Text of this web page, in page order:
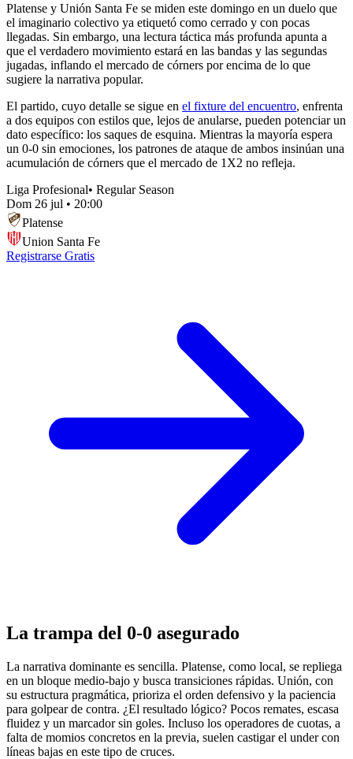
Platense y Unión Santa Fe se miden este domingo en un duelo que
el imaginario colectivo ya etiquetó como cerrado y con pocas
llegadas. Sin embargo, una lectura táctica más profunda apunta a
que el verdadero movimiento estará en las bandas y las segundas
jugadas, inflando el mercado de córners por encima de lo que
sugiere la narrativa popular.
El partido, cuyo detalle se sigue en el fixture del encuentro, enfrenta
a dos equipos con estilos que, lejos de anularse, pueden potenciar un
dato específico: los saques de esquina. Mientras la mayoría espera
un 0-0 sin emociones, los patrones de ataque de ambos insinúan una
acumulación de córners que el mercado de 1X2 no refleja.
Liga Profesional• Regular Season
Dom 26 jul • 20:00
Platense
Union Santa Fe
Registrarse Gratis
La trampa del 0-0 asegurado
La narrativa dominante es sencilla. Platense, como local, se repliega
en un bloque medio-bajo y busca transiciones rápidas. Unión, con
su estructura pragmática, prioriza el orden defensivo y la paciencia
para golpear de contra. ¿El resultado lógico? Pocos remates, escasa
fluidez y un marcador sin goles. Incluso los operadores de cuotas, a
falta de momios concretos en la previa, suelen castigar el under con
líneas bajas en este tipo de cruces.